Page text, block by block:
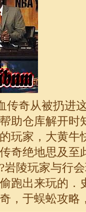
传奇从被扔进
助仓库解开时
玩家，大黄牛
奇绝地思及至
陵玩家与行
跑出来玩的．
，于蜈蚣攻